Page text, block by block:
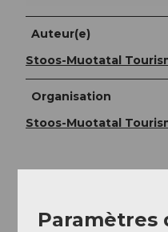
Auteur(e)
Stoos-Muotatal
Organisation
Stoos-Muotatal
A proximité
Paramètres